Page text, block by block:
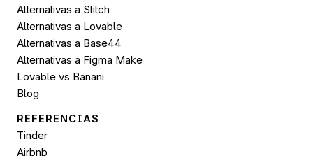
Alternativas a Stitch
Alternativas a Lovable
Alternativas a Base44
Alternativas a Figma Make
Lovable vs Banani
Blog
REFERENCIAS
Tinder
Airbnb